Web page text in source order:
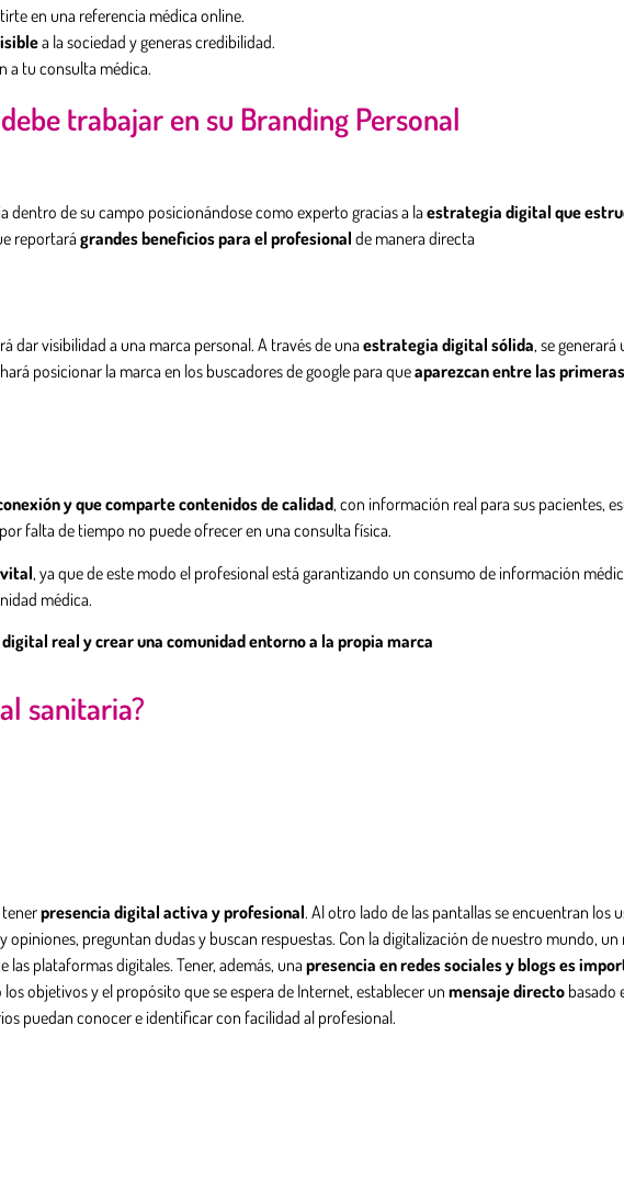
en una referencia médica online.
a la sociedad y generas credibilidad.
a tu consulta médica.
trabajar en su Branding Personal
de su campo posicionándose como experto gracias a la estrategia digital que
reportará grandes beneficios para el profesional de manera directa
dar visibilidad a una marca personal. A través de una estrategia digital sólida, se
posicionar la marca en los buscadores de google para queaparezcan entre las
y que comparte contenidos de calidad, con información real para sus pacientes,
falta de tiempo no puede ofrecer en una consulta física.
, ya que de este modo el profesional está garantizando un consumo de información
médica.
real y crear una comunidad entorno a la propia marca
sanitaria?
presencia digital activa y profesional. Al otro lado de las pantallas se encuentran los
preguntan dudas y buscan respuestas. Con la digitalización de nuestro mundo,
plataformas digitales. Tener, además, una presencia en redes sociales y blogs es
los objetivos y el propósito que se espera de Internet, establecer un mensaje directo basado
puedan conocer e identificar con facilidad al profesional.